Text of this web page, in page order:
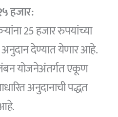
हजार:
25 हजार रुपयांच्या
देण्यात येणार आहे.
योजनेअंतर्गत एकूण
अनुदानाची पद्धत